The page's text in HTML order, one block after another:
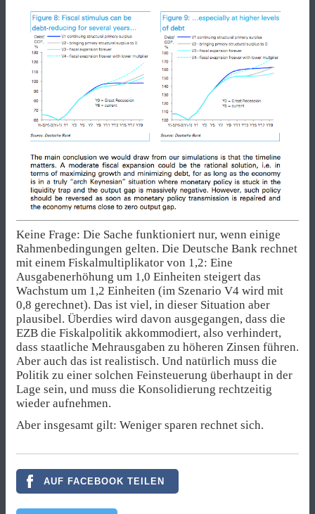
Keine Frage: Die Sache funktioniert nur, wenn einige
Rahmenbedingungen gelten. Die Deutsche Bank rechnet
mit einem Fiskalmultiplikator von 1,2: Eine
Ausgabenerhöhung um 1,0 Einheiten steigert das
Wachstum um 1,2 Einheiten (im Szenario V4 wird mit
0,8 gerechnet). Das ist viel, in dieser Situation aber
plausibel. Überdies wird davon ausgegangen, dass die
EZB die Fiskalpolitik akkommodiert, also verhindert,
dass staatliche Mehrausgaben zu höheren Zinsen führen.
Aber auch das ist realistisch. Und natürlich muss die
Politik zu einer solchen Feinsteuerung überhaupt in der
Lage sein, und muss die Konsolidierung rechtzeitig
wieder aufnehmen.
Aber insgesamt gilt: Weniger sparen rechnet sich.
AUF FACEBOOK TEILEN